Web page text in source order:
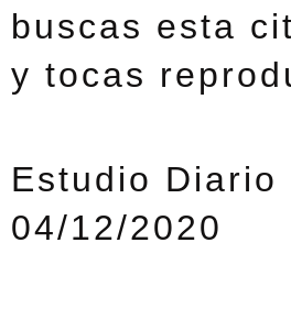
buscas esta
y tocas
Estudio Diario
04/12/2020